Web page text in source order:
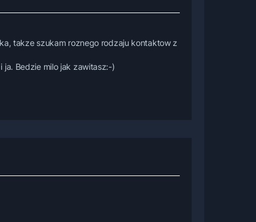
takze szukam roznego rodzaju kontaktow z
ja. Bedzie milo jak zawitasz:-)